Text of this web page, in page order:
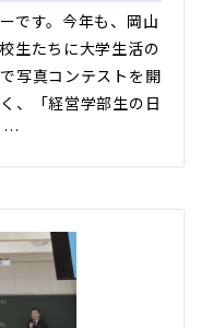
です。今年も、岡山
生たちに大学生活の
写真コンテストを開
、「経営学部生の日
…